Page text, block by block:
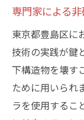
専門家による
東京都豊島区に
技術の実践が鍵
下構造物を壊す
ために用いられ
ラを使用するこ